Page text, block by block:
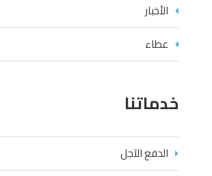
الأخبار
عطاء
خدماتنا
الدفع الآجل